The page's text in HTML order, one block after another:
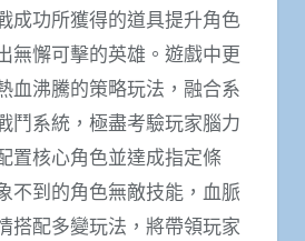
成功所獲得的道具提升角色
無懈可擊的英雄。遊戲中更
血沸騰的策略玩法，融合系
鬥系統，極盡考驗玩家腦力
置核心角色並達成指定條
不到的角色無敵技能，血脈
搭配多變玩法，將帶領玩家